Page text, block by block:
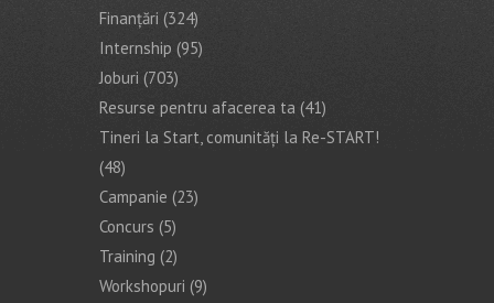
Finanţări (324)
Internship (95)
Joburi (703)
Resurse pentru afacerea ta (41)
Tineri la Start, comunități la Re-START!
(48)
Campanie (23)
Concurs (5)
Training (2)
Workshopuri (9)